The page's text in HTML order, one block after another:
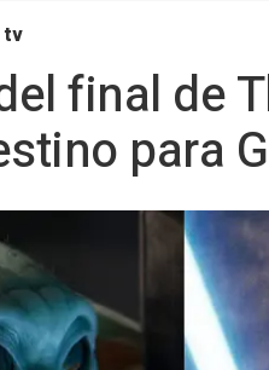
tv
final de
para